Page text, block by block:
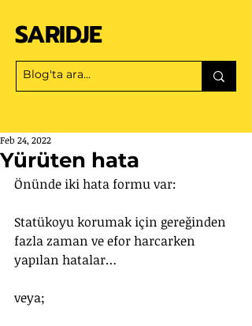
SARIDJE
Yürüten hata
Feb 24, 2022
Önünde iki hata formu var:
Statükoyu korumak için gereğinden
fazla zaman ve efor harcarken
yapılan hatalar…
veya;